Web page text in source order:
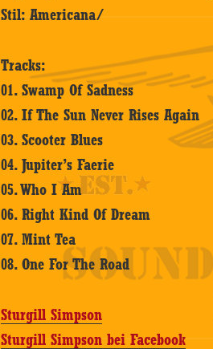
Stil: Americana/
Tracks:
01. Swamp Of Sadness
02. If The Sun Never Rises Again
03. Scooter Blues
04. Jupiter’s Faerie
05. Who I Am
06. Right Kind Of Dream
07. Mint Tea
08. One For The Road
Sturgill Simpson
Sturgill Simpson bei Facebook